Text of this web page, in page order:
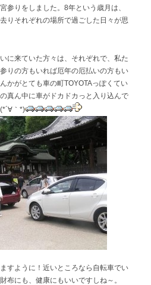
参りをしました。8年という歳月は、
りそれぞれの場所で過ごした日々が思
に来ていた方々は、それぞれで、私た
りの方もいれば厄年の厄払いの方もい
かがとても車の町TOYOTAっぽくてい
真ん中に車がドカドカっと入り込んで
｀*)
すように！近いところなら自転車でい
布にも、健康にもいいですしね～。